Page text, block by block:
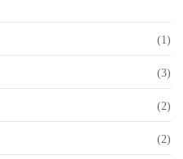
(1)
(3)
(2)
(2)